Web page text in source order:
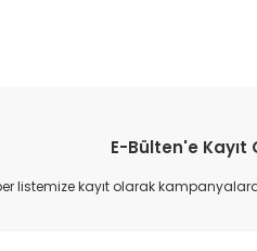
bozuk veya görüntülenemiyor.
eksik bilgiler bulunuyor.
E-Bülten'e Kayıt
listemize kayıt olarak